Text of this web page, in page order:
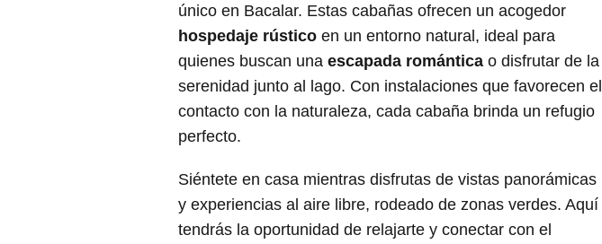
único en Bacalar. Estas cabañas ofrecen un acogedor
hospedaje rústico en un entorno natural, ideal para
quienes buscan una escapada romántica o disfrutar de la
serenidad junto al lago. Con instalaciones que favorecen el
contacto con la naturaleza, cada cabaña brinda un refugio
perfecto.
Siéntete en casa mientras disfrutas de vistas panorámicas
y experiencias al aire libre, rodeado de zonas verdes. Aquí
tendrás la oportunidad de relajarte y conectar con el